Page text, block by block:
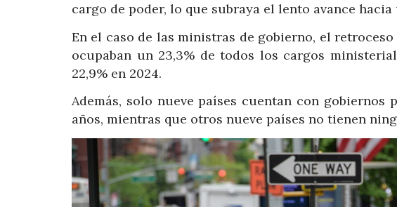
cargo de poder, lo que subraya el lento avance
En el caso de las ministras de gobierno, el
ocupaban un 23,3% de todos los cargos
22,9% en 2024.
Además, solo nueve países cuentan con
años, mientras que otros nueve países no tienen